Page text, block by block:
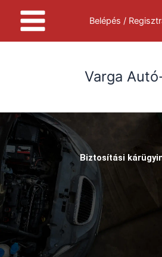
content
Belépés /
Varga
Biztosítási